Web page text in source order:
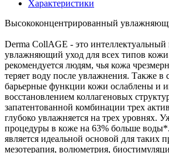
Характеристики
Высококонцентрированный
Derma CollAGE - это
увлажняющий уход для всех типов
рекомендуется людям, чья кожа
теряет воду после увлажнения. Также в
барьерные функции кожи ослаблены и
восстановлением коллагеновых
запатентованной комбинации трех
глубоко увлажняется на трех уровнях.
процедуры в коже на 63% больше
является идеальной основой для таких
мезотерапия, волюметрия,